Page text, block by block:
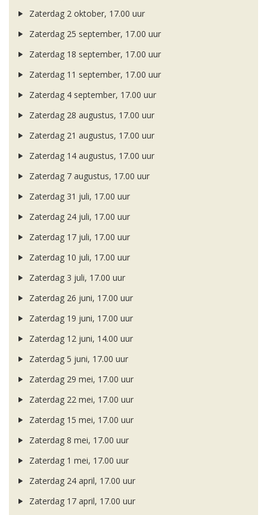
Zaterdag 2 oktober, 17.00 uur
Zaterdag 25 september, 17.00 uur
Zaterdag 18 september, 17.00 uur
Zaterdag 11 september, 17.00 uur
Zaterdag 4 september, 17.00 uur
Zaterdag 28 augustus, 17.00 uur
Zaterdag 21 augustus, 17.00 uur
Zaterdag 14 augustus, 17.00 uur
Zaterdag 7 augustus, 17.00 uur
Zaterdag 31 juli, 17.00 uur
Zaterdag 24 juli, 17.00 uur
Zaterdag 17 juli, 17.00 uur
Zaterdag 10 juli, 17.00 uur
Zaterdag 3 juli, 17.00 uur
Zaterdag 26 juni, 17.00 uur
Zaterdag 19 juni, 17.00 uur
Zaterdag 12 juni, 14.00 uur
Zaterdag 5 juni, 17.00 uur
Zaterdag 29 mei, 17.00 uur
Zaterdag 22 mei, 17.00 uur
Zaterdag 15 mei, 17.00 uur
Zaterdag 8 mei, 17.00 uur
Zaterdag 1 mei, 17.00 uur
Zaterdag 24 april, 17.00 uur
Zaterdag 17 april, 17.00 uur